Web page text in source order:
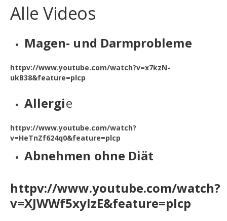
Alle Videos
Magen- und Darmprobleme
httpv://www.youtube.com/watch?v=x7kzN-
ukB38&feature=plcp
Allergie
httpv://www.youtube.com/watch?
v=HeTnZf624q0&feature=plcp
Abnehmen ohne Diät
httpv://www.youtube.com/watch?
v=XJWWf5xyIzE&feature=plcp